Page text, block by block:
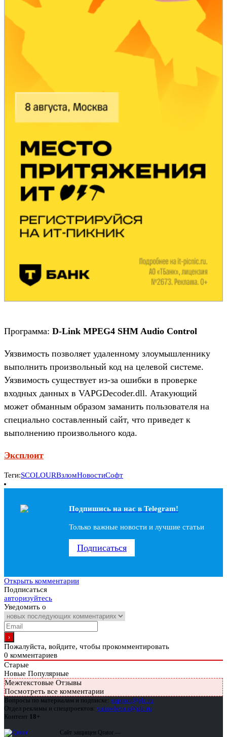
Программа: D-Link MPEG4 SHM Audio Control
Уязвимость позволяет удаленному злоумышленнику
выполнить произвольный код на целевой системе.
Уязвимость существует из-за ошибки в проверке
входных данных в VAPGDecoder.dll. Атакующий
может обманным образом заманить пользователя на
специально составленный сайт, что приведет к
выполнению произвольного кода.
Эксплоит
Теги:SCOLOURВзломНовостиСофт
Подпишись на наc в Telegram!
Только важные новости и лучшие статьи
Подписаться
Открыть комментарии
Подписаться
авторизуйтесь
Уведомить о
Пожалуйста, войдите, чтобы прокомментировать
0 комментариев
Старые
Новые Популярные
Межтекстовые Отзывы
Посмотреть все комментарии
Вопросы по материалам и подписке: support@glc.ru
Отдел рекламы и спецпроектов: yakovleva.a@glc.ru
Контент 18+
Сайт защищен Qrator —